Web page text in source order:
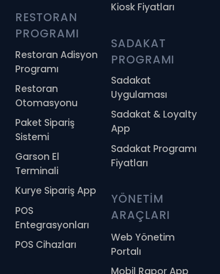
RESTORAN
PROGRAMI
Restoran Adisyon
Programı
Restoran
Otomasyonu
Paket Sipariş
Sistemi
Garson El
Terminali
Kurye Sipariş App
POS
Entegrasyonları
POS Cihazları
Kiosk Fiyatları
SADAKAT
PROGRAMI
Sadakat
Uygulaması
Sadakat & Loyalty
App
Sadakat Programı
Fiyatları
YÖNETİM
ARAÇLARI
Web Yönetim
Portalı
Mobil Rapor App